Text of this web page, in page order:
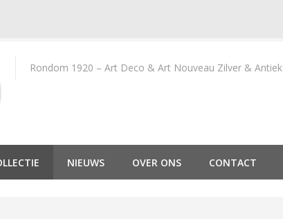
Rondom 1920 – Art Deco & Art Nouveau Zilver & Antiek
NIEUWS OVER ONS CONTACT